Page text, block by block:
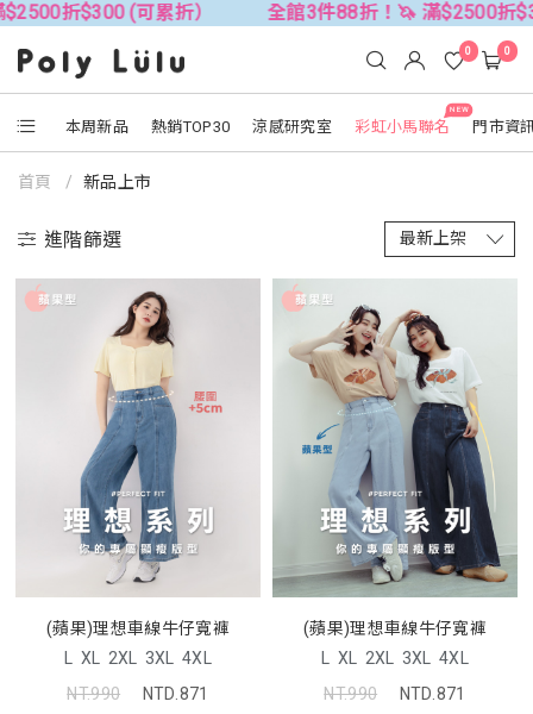
折$300 (可累折） 全館3件88折！🦄 滿$2500折
本周新品 熱銷TOP30 涼感研究室
NEW
彩虹小馬聯名 門市資
0 0
首頁 新品上市
進階篩選
(蘋果)理想車線牛仔寬褲
L XL 2XL 3XL 4XL
NT.990
NTD.871
(蘋果)理想車線牛仔寬褲
L XL 2XL 3XL 4XL
NT.990
NTD.871